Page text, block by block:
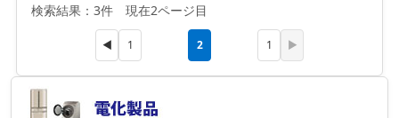
検索結果：3件 現在2ページ目
◀ 1 2 1 ▶